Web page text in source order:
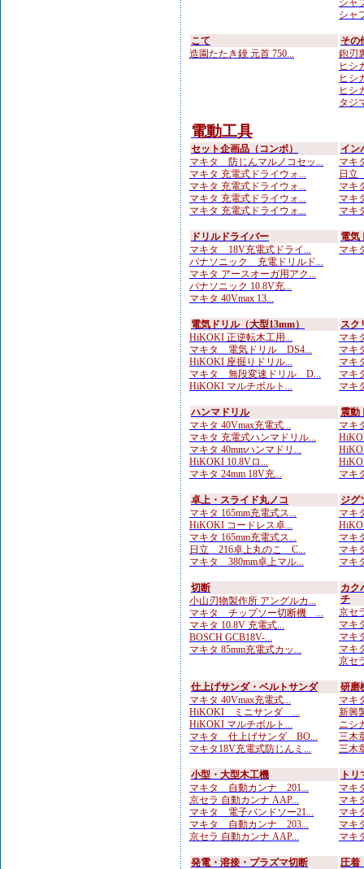
シャ
シャ
こて
造園たたき鏝 元首 750...
その
鉋刃
ヒシ
ヒシ
ヒシ
タジ
電動工具
セット企画品（コンボ）
マキタ 防じんマルノコセッ...
マキタ 充電式ドライウォ...
マキタ 充電式ドライウォ...
マキタ 充電式ドライウォ...
マキタ 充電式ドライウォ...
イン
マキ
日立
マキ
マキ
マキ
ドリルドライバー
マキタ 18V充電式ドライ...
パナソニック 充電ドリルド...
マキタ アースオーガ用アク...
パナソニック 10.8V充...
マキタ 40Vmax 13...
電気
マキ
電気ドリル（大型13mm）
HiKOKI 正逆転木工用...
マキタ 電気ドリル DS4...
HiKOKI 座掘りドリル...
マキタ 無段変速ドリル D...
HiKOKI マルチボルト...
スク
マキ
マキ
マキ
マキ
マキ
ハンマドリル
マキタ 40Vmax充電式...
マキタ 充電式ハンマドリル...
マキタ 40mmハンマドリ...
HiKOKI 10.8Vロ...
マキタ 24mm 18V充...
震動
マキ
マキ
卓上・スライド丸ノコ
マキタ 165mm充電式ス...
HiKOKI コードレス卓...
マキタ 165mm充電式ス...
日立 216卓上丸のこ C...
マキタ 380mm卓上マル...
ジグ
マキ
マキ
マキ
マキ
切断
小山刃物製作所 アングルカ...
マキタ チップソー切断機 ...
マキタ 10.8V 充電式...
BOSCH GCB18V-...
マキタ 85mm充電式カッ...
カク
チ
京セ
マキ
マキ
マキ
京セ
仕上げサンダ・ベルトサンダ
マキタ 40Vmax充電式...
HiKOKI ミニサンダ ...
HiKOKI マルチボルト...
マキタ 仕上げサンダ BO...
マキタ18V充電式防じんミ...
研磨
マキ
新興
ニシ
三木
三木
小型・大型木工機
マキタ 自動カンナ 201...
京セラ 自動カンナ AAP...
マキタ 電子バンドソー21...
マキタ 自動カンナ 203...
京セラ 自動カンナ AAP...
ト
マキ
マキ
マキ
マキ
マキ
発電・溶接・プラズマ切断
圧着